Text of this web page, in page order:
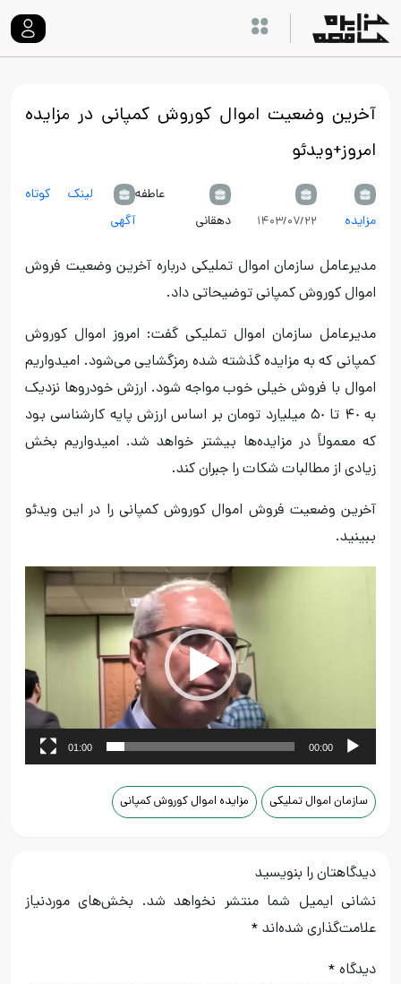
آخرین وضعیت اموال کوروش کمپانی در مزایده
امروز+ویدئو
مزایده ۱۴۰۳/۰۷/۲۲
عاطفه
دهقانی
لینک کوتاه
آگهی
مدیرعامل سازمان اموال تملیکی درباره آخرین وضعیت فروش
اموال کوروش کمپانی توضیحاتی داد.
مدیرعامل سازمان اموال تملیکی گفت: امروز اموال کوروش
کمپانی که به مزایده گذشته شده رمزگشایی می‌شود. امیدواریم
اموال با فروش خیلی خوب مواجه شود. ارزش خودروها نزدیک
به ۴٠ تا ۵٠ میلیارد تومان بر اساس ارزش پایه کارشناسی بود
که معمولاً در مزایده‌ها بیشتر خواهد شد. امیدواریم بخش
زیادی از مطالبات شکات را جبران کند.
آخرین وضعیت فروش اموال کوروش کمپانی را در این ویدئو
ببینید.
00:00
01:00
سازمان اموال تملیکی مزایده اموال کوروش کمپانی
دیدگاهتان را بنویسید
نشانی ایمیل شما منتشر نخواهد شد. بخش‌های موردنیاز
علامت‌گذاری شده‌اند *
دیدگاه *